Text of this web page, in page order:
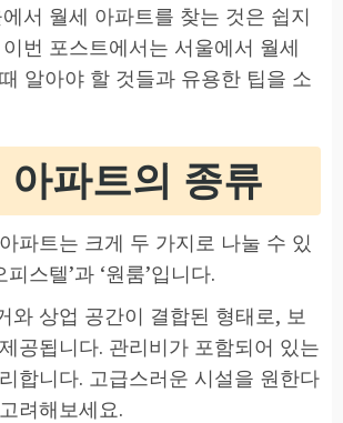
서 월세 아파트를 찾는 것은 쉽지
번 포스트에서는 서울에서 월세
알아야 할 것들과 유용한 팁을 소
아파트의 종류
파트는 크게 두 가지로 나눌 수 있
스텔’과 ‘원룸’입니다.
와 상업 공간이 결합된 형태로, 보
공됩니다. 관리비가 포함되어 있는
합니다. 고급스러운 시설을 원한다
려해보세요.